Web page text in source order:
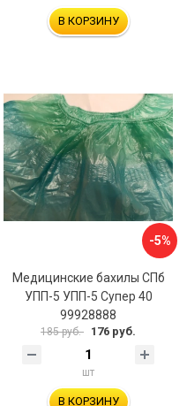
В КОРЗИНУ
-5%
Медицинские бахилы СПб
УПП-5 УПП-5 Супер 40
99928888
185 руб. 176 руб.
шт
В КОРЗИНУ